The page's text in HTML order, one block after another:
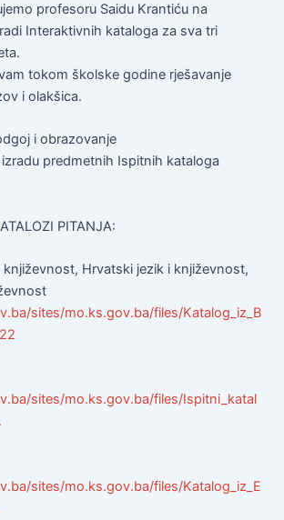
profesoru Saidu Krantiću na
Interaktivnih kataloga za sva tri
tokom školske godine rješavanje
i olakšica.
i obrazovanje
predmetnih Ispitnih kataloga
PITANJA:
književnost, Hrvatski jezik i književnost,
sites/mo.ks.gov.ba/files/Katalog_iz_B
sites/mo.ks.gov.ba/files/Ispitni_katal
sites/mo.ks.gov.ba/files/Katalog_iz_E